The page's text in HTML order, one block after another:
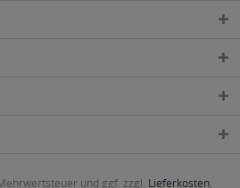
und ggf. zzgl. Lieferkosten,